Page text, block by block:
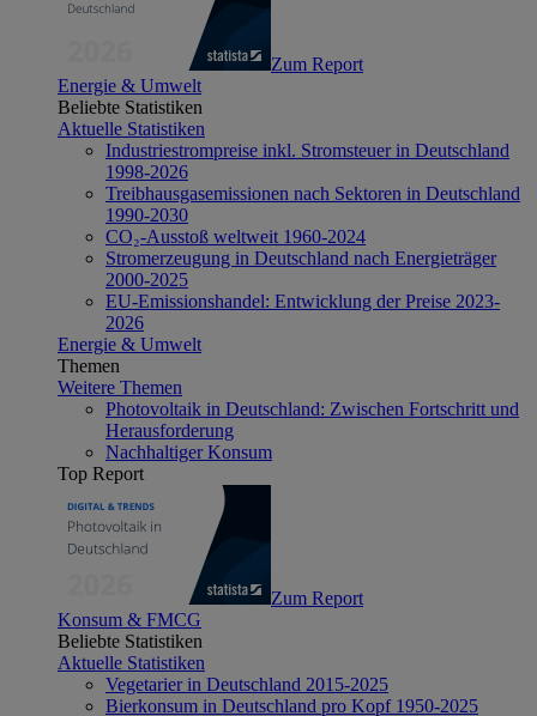
Zum Report
Energie & Umwelt
Beliebte Statistiken
Aktuelle Statistiken
Industriestrompreise inkl. Stromsteuer in Deutschland
1998-2026
Treibhausgasemissionen nach Sektoren in Deutschland
1990-2030
CO₂-Ausstoß weltweit 1960-2024
Stromerzeugung in Deutschland nach Energieträger
2000-2025
EU-Emissionshandel: Entwicklung der Preise 2023-
2026
Energie & Umwelt
Themen
Weitere Themen
Photovoltaik in Deutschland: Zwischen Fortschritt und
Herausforderung
Nachhaltiger Konsum
Top Report
Zum Report
Konsum & FMCG
Beliebte Statistiken
Aktuelle Statistiken
Vegetarier in Deutschland 2015-2025
Bierkonsum in Deutschland pro Kopf 1950-2025